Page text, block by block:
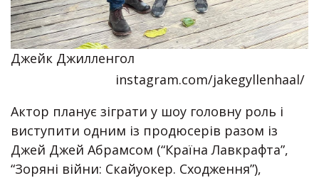
Джейк Джилленгол
instagram.com/jakegyllenhaal/
Актор планує зіграти у шоу головну роль і
виступити одним із продюсерів разом із
Джей Джей Абрамсом (“Країна Лавкрафта”,
“Зоряні війни: Скайуокер. Сходження”),